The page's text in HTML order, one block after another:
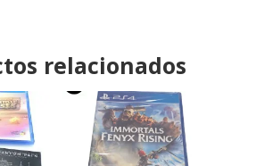
relacionados